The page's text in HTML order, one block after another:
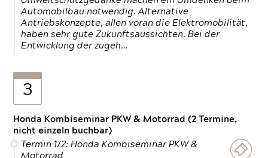
Automobilbau notwendig. Alternative
Antriebskonzepte, allen voran die Elektromobilität,
haben sehr gute Zukunftsaussichten. Bei der
Entwicklung der zugeh…
3
Honda Kombiseminar PKW & Motorrad (2 Termine,
nicht einzeln buchbar)
Termin 1/2: Honda Kombiseminar PKW &
Motorrad